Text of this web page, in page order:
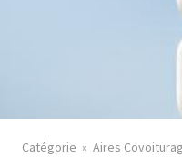
Catégorie Aires